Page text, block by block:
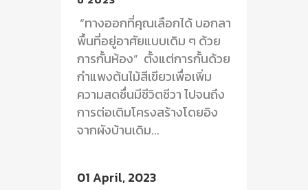
“ทางออกที่คุณเลือกได้ บอกลา
พื้นที่อยู่อาศัยแบบเดิม ๆ ด้วย
การกั้นห้อง” ตั้งแต่การกั้นด้วย
กำแพงต้นไม้สีเขียวเพื่อเพิ่ม
ความสดชื่นมีชีวิตชีวา ไปจนถึง
การต่อเติมโครงสร้างโดยอิง
จากผังบ้านเดิม...
01 April, 2023